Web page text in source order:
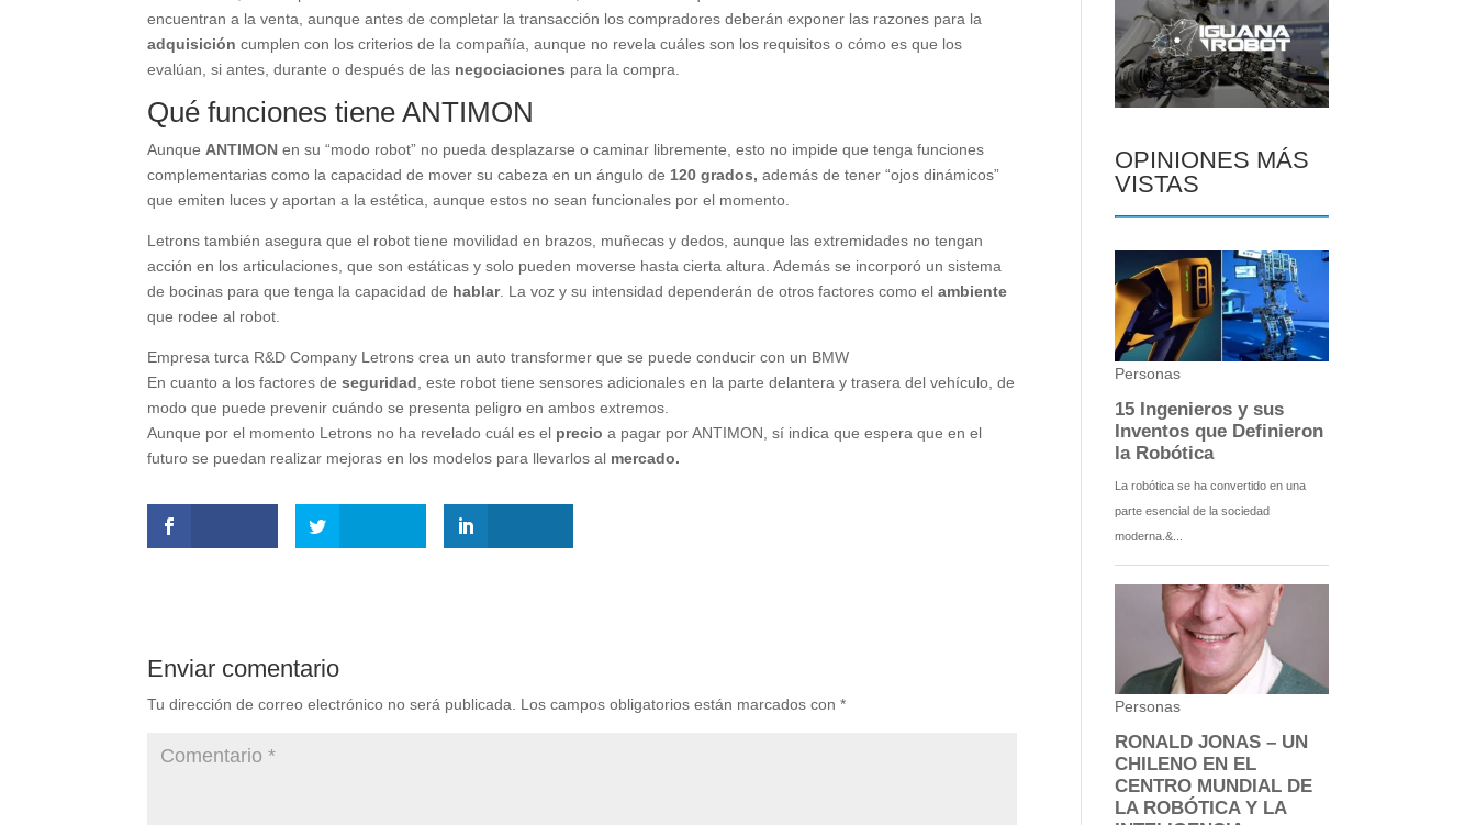
encuentran a la venta, aunque antes de completar la transacción los compradores deberán exponer las razones para la
adquisicióncumplen con los criterios de la compañía, aunque no revela cuáles son los requisitos o cómo es que los
evalúan, si antes, durante o después de las negociaciones para la compra.
Qué funciones tiene ANTIMON
Aunque ANTIMONen su “modo robot” no pueda desplazarse o caminar libremente, esto no impide que tenga funciones
complementarias como la capacidad de mover su cabeza en un ángulo de 120 grados, además de tener “ojos dinámicos”
que emiten luces y aportan a la estética, aunque estos no sean funcionales por el momento.
Letrons también asegura que el robot tiene movilidad en brazos, muñecas y dedos, aunque las extremidades no tengan
acción en los articulaciones, que son estáticas y solo pueden moverse hasta cierta altura. Además se incorporó un sistema
de bocinas para que tenga la capacidad de hablar. La voz y su intensidad dependerán de otros factores como elambiente
que rodee al robot.
Empresa turca R&D Company Letrons crea un auto transformer que se puede conducir con un BMW
En cuanto a los factores deseguridad , este robot tiene sensores adicionales en la parte delantera y trasera del vehículo, de
modo que puede prevenir cuándo se presenta peligro en ambos extremos.
Aunque por el momento Letrons no ha revelado cuál es el precioa pagar por ANTIMON, sí indica que espera que en el
futuro se puedan realizar mejoras en los modelos para llevarlos al mercado.
Enviar comentario
Tu dirección de correo electrónico no será publicada. Los campos obligatorios están marcados con*
OPINIONES MÁS
VISTAS